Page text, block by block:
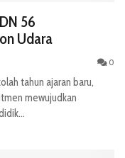
56
Udara
0
tahun ajaran baru,
mewujudkan